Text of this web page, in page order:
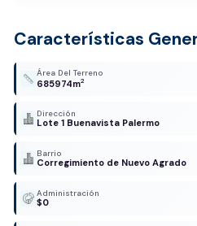
Características
Área Del Terreno
685974m2
Dirección
Lote 1 Buenavista Palermo
Barrio
Corregimiento de Nuevo Agrado
Administración
$0